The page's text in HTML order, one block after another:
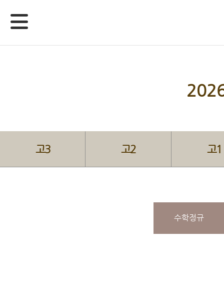
고3 고2 고1
수학정규